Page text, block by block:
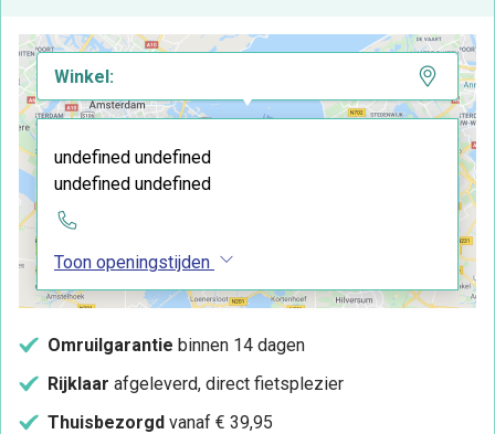
Winkel:
undefined undefined
undefined undefined
Toon openingstijden
Omruilgarantie binnen 14 dagen
Rijklaar afgeleverd, direct fietsplezier
Thuisbezorgd vanaf € 39,95